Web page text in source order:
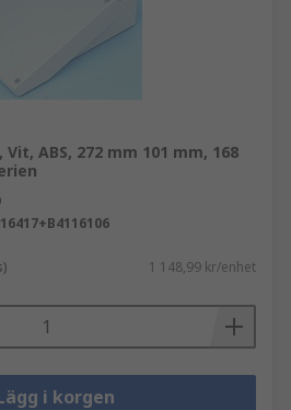
ABS, 272 mm 101 mm, 168
1 148,99 kr/enhet
i korgen